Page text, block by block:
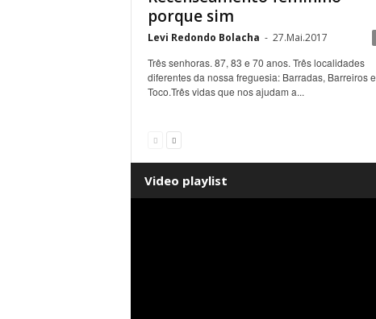
porque sim
Levi Redondo Bolacha - 27.Mai.2017
Três senhoras. 87, 83 e 70 anos. Três localidades
diferentes da nossa freguesia: Barradas, Barreiros e
Toco.Três vidas que nos ajudam a...
Video playlist